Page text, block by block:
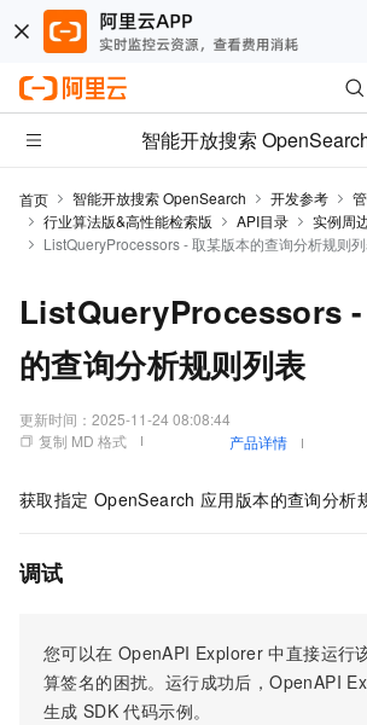
智能开放搜索
首页 智能开放搜索 OpenSearch 开发参考
行业算法版&高性能检索版
API目录 实例周
ListQueryProcessors - 取某版本的查询分析规则
ListQueryProcessors -
的查询分析规则列表
更新时间： 2025-11-24 08:08:44
复制 MD 格式
产品详情
获取指定 OpenSearch 应用版本的查询分析
调试
您可以在 OpenAPI Explorer 中直接运行
算签名的困扰。运行成功后，OpenAPI
生成 SDK 代码示例。